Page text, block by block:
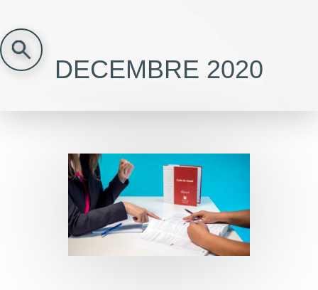
DECEMBRE 2020